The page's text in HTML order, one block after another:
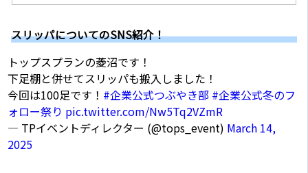
スリッパについてのSNS紹介！
トップスプランの菱沼です！
下足棚と併せてスリッパも搬入しました！
今回は100足です！ #企業公式つぶやき部 #企業公式冬のフ
ォロー祭り pic.twitter.com/Nw5Tq2VZmR
— TPイベントディレクター (@tops_event) March 14,
2025